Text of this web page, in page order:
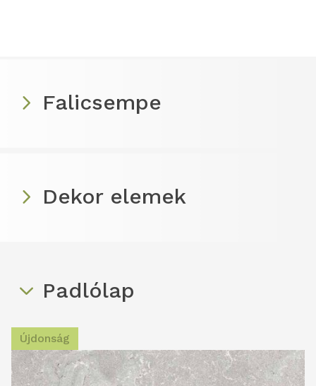
Falicsempe
Dekor elemek
Padlólap
Újdonság